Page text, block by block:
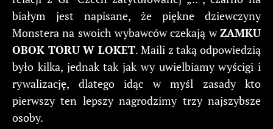
białym jest napisane, że piękne dziewczyny
Monstera na swoich wybawców czekają wZAMKU
OBOK TORU W LOKET. Maili z taką odpowiedzią
było kilka, jednak tak jak wy uwielbiamy wyścigi i
rywalizację, dlatego idąc w myśl zasady kto
pierwszy ten lepszy nagrodzimy trzy najszybsze
osoby.